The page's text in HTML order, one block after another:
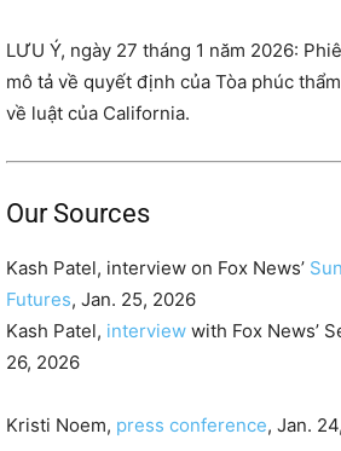
LƯU Ý, ngày 27 tháng 1 năm 2026:
mô tả về quyết định của Tòa phúc
về luật của California.
Our Sources
Kash Patel, interview on Fox News’
Futures, Jan. 25, 2026
Kash Patel, interview with Fox News’
26, 2026
Kristi Noem, press conference, Jan.